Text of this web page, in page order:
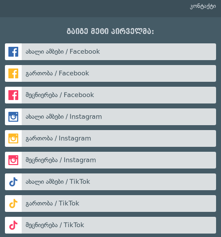
კონტაქტი
გაიგე მეტი პირველმა:
ახალი ამბები / Facebook
გართობა / Facebook
მეცნიერება / Facebook
ახალი ამბები / Instagram
გართობა / Instagram
მეცნიერება / Instagram
ახალი ამბები / TikTok
გართობა / TikTok
მეცნიერება / TikTok